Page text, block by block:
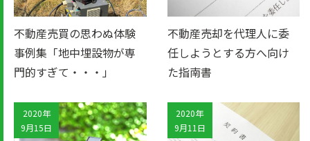
不動産売買の思わぬ体験
事例集「地中埋設物が専
門的すぎて・・・」
不動産売却を代理人に委
任しようとする方へ向け
た指南書
2020年
9月15日
2020年
9月11日